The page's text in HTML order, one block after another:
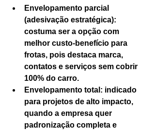
Envelopamento parcial
(adesivação estratégica):
costuma ser a opção com
melhor custo-benefício para
frotas, pois destaca marca,
contatos e serviços sem cobrir
100% do carro.
Envelopamento total: indicado
para projetos de alto impacto,
quando a empresa quer
padronização completa e